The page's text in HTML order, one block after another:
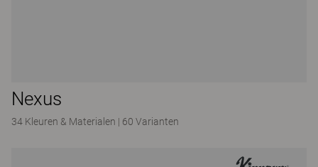
Nexus
34 Kleuren & Materialen | 60 Varianten